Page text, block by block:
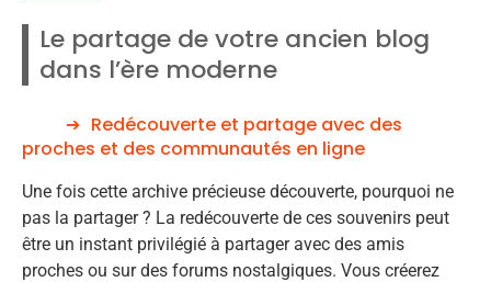
Le partage de votre ancien blog
dans l’ère moderne
Redécouverte et partage avec des
proches et des communautés en ligne
Une fois cette archive précieuse découverte, pourquoi ne
pas la partager ? La redécouverte de ces souvenirs peut
être un instant privilégié à partager avec des amis
proches ou sur des forums nostalgiques. Vous créerez